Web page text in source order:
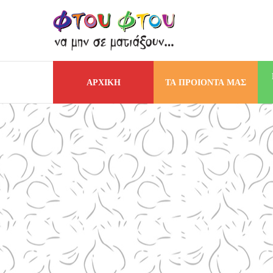
ΑΡΧΙΚΗ ΤΑ ΠΡΟΙΟΝΤΑ ΜΑΣ